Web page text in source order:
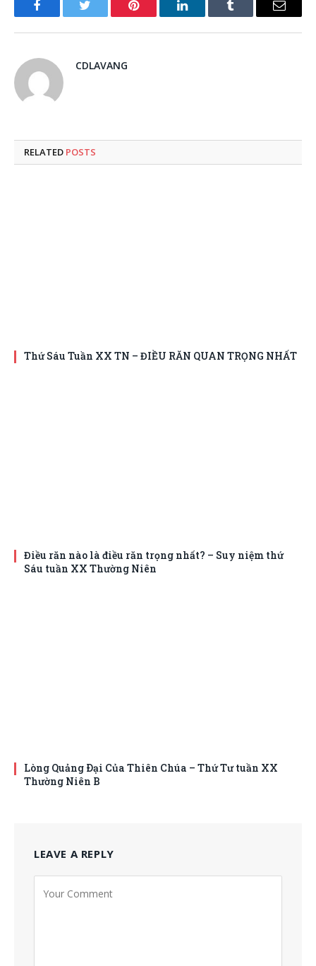
FacebookTwitter Pinterest LinkedInTumblr Email
CDLAVANG
RELATED POSTS
Thứ Sáu Tuần XX TN – ĐIỀU RĂN QUAN TRỌNG NHẤT
Điều răn nào là điều răn trọng nhất? – Suy niệm thứ
Sáu tuần XX Thường Niên
Lòng Quảng Ðại Của Thiên Chúa – Thứ Tư tuần XX
Thường Niên B
LEAVE A REPLY